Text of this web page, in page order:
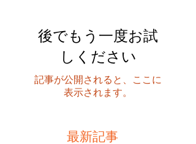
後でもう一度お試
しください
記事が公開されると、ここに
表示されます。
最新記事